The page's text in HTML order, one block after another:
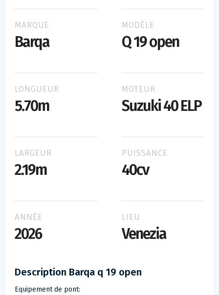
MARQUE
Barqa
MODÈLE
Q 19 open
LONGUEUR
5.70m
MOTEUR
Suzuki 40 ELP
LARGEUR
2.19m
PUISSANCE
40cv
ANNÉE
2026
LIEU
Venezia
Description Barqa q 19 open
Equipement de pont: